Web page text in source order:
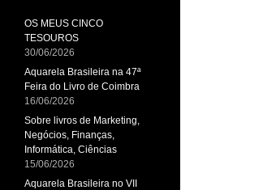
OS MEUS CINCO
TESOUROS
30/06/2026
Aquarela Brasileira na 47ª
Feira do Livro de Coimbra
16/06/2026
Sobre livros de Marketing,
Negócios, Finanças,
Informática, Ciências
15/06/2026
Aquarela Brasileira no VII